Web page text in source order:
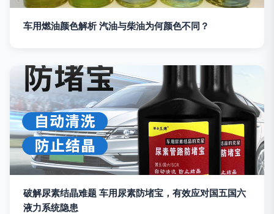
车用燃油颜色解析 汽油与柴油为何颜色不同？
破解尿素结晶难题 车用尿素防堵宝，有效应对国五国六
液力系统隐患